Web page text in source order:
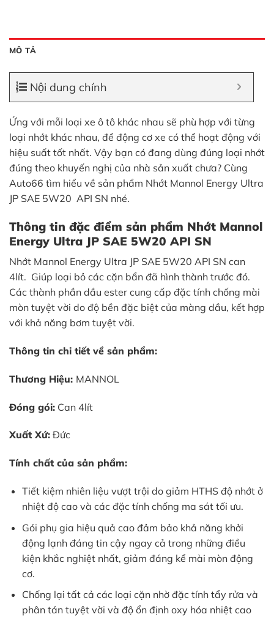
MÔ TẢ
Nội dung chính
Ứng với mỗi loại xe ô tô khác nhau sẽ phù hợp với từng
loại nhớt khác nhau, để động cơ xe có thể hoạt động với
hiệu suất tốt nhất. Vậy bạn có đang dùng đúng loại nhớt
đúng theo khuyến nghị của nhà sản xuất chưa? Cùng
Auto66 tìm hiểu về sản phẩm Nhớt Mannol Energy Ultra
JP SAE 5W20 API SN nhé.
Thông tin đặc điểm sản phẩm Nhớt Mannol
Energy Ultra JP SAE 5W20 API SN
Nhớt Mannol Energy Ultra JP SAE 5W20 API SN can
4lít. Giúp loại bỏ các cặn bẩn đã hình thành trước đó.
Các thành phần dầu ester cung cấp đặc tính chống mài
mòn tuyệt vời do độ bền đặc biệt của màng dầu, kết hợp
với khả năng bơm tuyệt vời.
Thông tin chi tiết về sản phẩm:
Thương Hiệu: MANNOL
Đóng gói: Can 4lít
Xuất Xứ: Đức
️Tính chất của sản phẩm:
Tiết kiệm nhiên liệu vượt trội do giảm HTHS độ nhớt ở
nhiệt độ cao và các đặc tính chống ma sát tối ưu.
Gói phụ gia hiệu quả cao đảm bảo khả năng khởi
động lạnh đáng tin cậy ngay cả trong những điều
kiện khắc nghiệt nhất, giảm đáng kể mài mòn động
cơ.
Chống lại tất cả các loại cặn nhờ đặc tính tẩy rửa và
phân tán tuyệt vời và độ ổn định oxy hóa nhiệt cao